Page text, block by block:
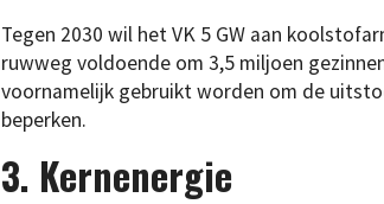
Tegen 2030 wil het VK 5 GW aan
ruwweg voldoende om 3,5 miljoen
voornamelijk gebruikt worden om de
beperken.
3. Kernenergie